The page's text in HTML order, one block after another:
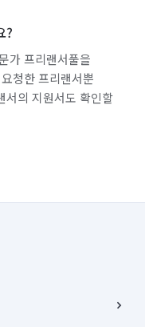
?
가 프리랜서풀을
청한 프리랜서뿐
서의 지원서도 확인할